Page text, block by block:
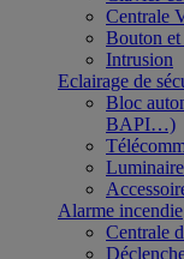
Centrale
Bouton et
Intrusion
Eclairage de
Bloc
BAPI…)
Alarme incendie
Centrale